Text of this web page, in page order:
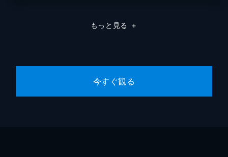
もっと見る ＋
今すぐ観る